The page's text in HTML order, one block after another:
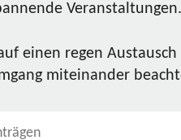
einen regen
miteinander